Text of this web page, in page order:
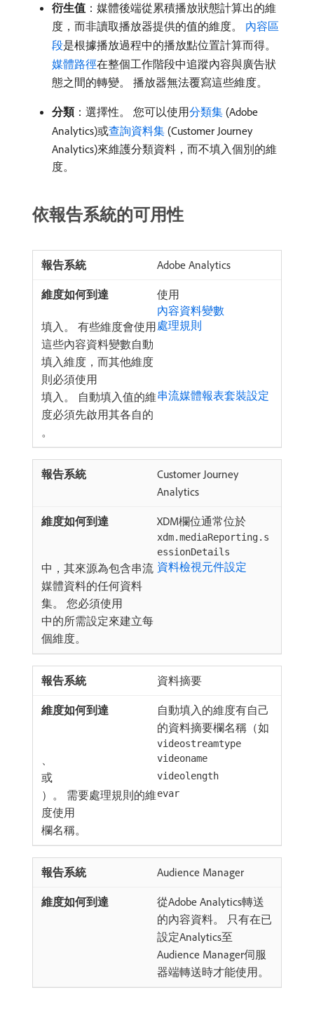
衍生值 ：媒體後端從累積播放狀態計算出的維
度，而非讀取播放器提供的值的維度。 內容區
段是根據播放過程中的播放點位置計算而得。
媒體路徑在整個工作階段中追蹤內容與廣告狀
態之間的轉變。 播放器無法覆寫這些維度。
分類：選擇性。 您可以使用分類集 (Adobe
Analytics)或查詢資料集 (Customer Journey
Analytics)來維護分類資料，而不填入個別的維
度。
依報告系統的可用性
Adobe Analytics
使用
內容資料變數
填入。 有些維度會使用
這些內容資料變數自動
填入維度，而其他維度
則必須使用
處理規則
填入。 自動填入值的維
度必須先啟用其各自的
串流媒體報表套裝設定
。
Customer Journey
Analytics
XDM欄位通常位於
xdm.mediaReporting.s
essionDetails
中，其來源為包含串流
媒體資料的任何資料
集。 您必須使用
資料檢視元件設定
中的所需設定來建立每
個維度。
資料摘要
自動填入的維度有自己
的資料摘要欄名稱（如
videostreamtype
、 videoname
或 videolength
）。 需要處理規則的維
度使用
evar
欄名稱。
Audience Manager
從Adobe Analytics轉送
的內容資料。 只有在已
設定Analytics至
Audience Manager伺服
器端轉送時才能使用。